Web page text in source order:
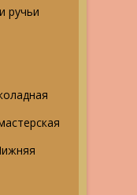
ручьи